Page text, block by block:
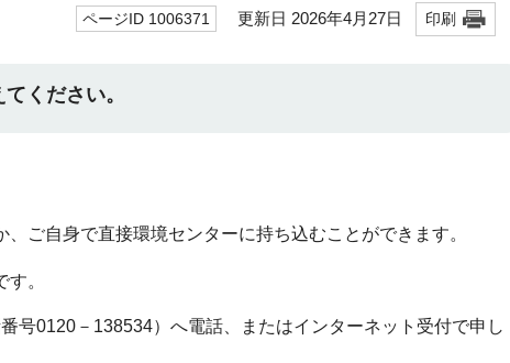
ページID 1006371 更新日 2026年4月27日 印刷
ください。
ご自身で直接環境センターに持ち込むことができます。
。
号0120－138534）へ電話、またはインターネット受付で申し